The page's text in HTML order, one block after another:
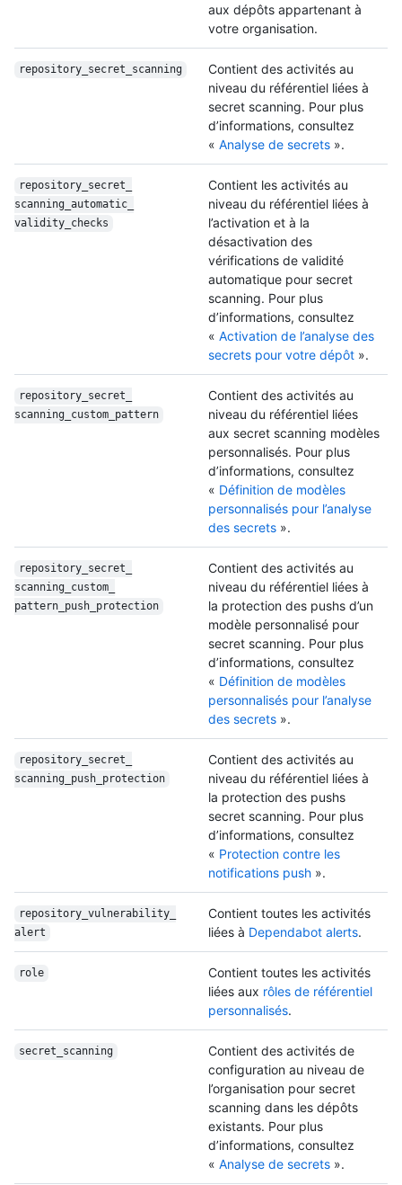
aux dépôts appartenant à
votre organisation.
repository_secret_ scanning
Contient des activités au
niveau du référentiel liées à
secret scanning. Pour plus
d’informations, consultez
« Analyse de secrets ».
repository_secret_
scanning_automatic_
validity_checks
Contient les activités au
niveau du référentiel liées à
l’activation et à la
désactivation des
vérifications de validité
automatique pour secret
scanning. Pour plus
d’informations, consultez
« Activation de l’analyse des
secrets pour votre dépôt ».
repository_secret_
scanning_custom_ pattern
Contient des activités au
niveau du référentiel liées
aux secret scanning modèles
personnalisés. Pour plus
d’informations, consultez
« Définition de modèles
personnalisés pour l’analyse
des secrets ».
repository_secret_
scanning_custom_
pattern_push_ protection
Contient des activités au
niveau du référentiel liées à
la protection des pushs d’un
modèle personnalisé pour
secret scanning. Pour plus
d’informations, consultez
« Définition de modèles
personnalisés pour l’analyse
des secrets ».
repository_secret_
scanning_push_ protection
Contient des activités au
niveau du référentiel liées à
la protection des pushs
secret scanning. Pour plus
d’informations, consultez
« Protection contre les
notifications push ».
repository_vulnerability_
alert
Contient toutes les activités
liées à Dependabot alerts.
role
Contient toutes les activités
liées aux rôles de référentiel
personnalisés.
secret_scanning
Contient des activités de
configuration au niveau de
l’organisation pour secret
scanning dans les dépôts
existants. Pour plus
d’informations, consultez
« Analyse de secrets ».